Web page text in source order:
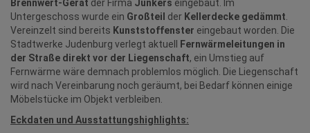
Brennwert-Gerät der Firma Junkers eingebaut. Im
Untergeschoss wurde ein Großteil der Kellerdecke gedämmt.
Vereinzelt sind bereits Kunststoffenster eingebaut worden. Die
Stadtwerke Judenburg verlegt aktuell
Fernwärmeleitungen in
der Straße direkt vor der Liegenschaft, ein Umstieg auf
Fernwärme wäre demnach problemlos möglich. Die Liegenschaft
wird nach Vereinbarung noch geräumt, bei Bedarf können einige
Möbelstücke im Objekt verbleiben.
Eckdaten und Ausstattungshighlights: